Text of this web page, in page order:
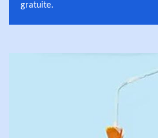
gratuite.